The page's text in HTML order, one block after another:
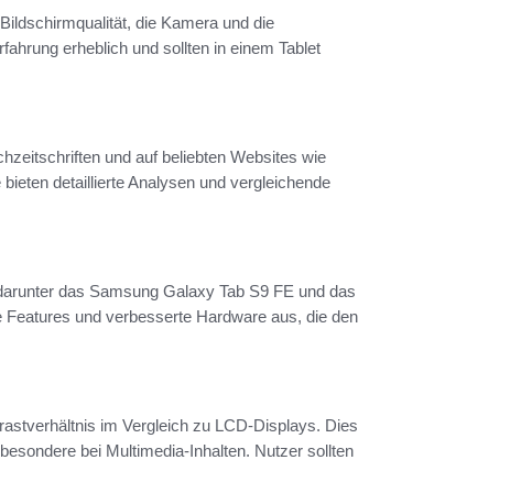
die Kamera und die
erheblich und sollten in einem Tablet
und auf beliebten Websites wie
detaillierte Analysen und vergleichende
das Samsung Galaxy Tab S9 FE und das
und verbesserte Hardware aus, die den
im Vergleich zu LCD-Displays. Dies
bei Multimedia-Inhalten. Nutzer sollten